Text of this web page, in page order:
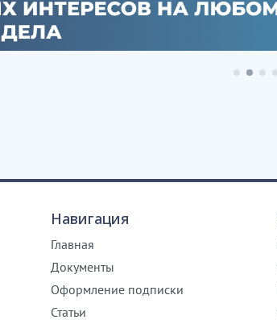
Навигация
Главная
Документы
Оформление подписки
Статьи